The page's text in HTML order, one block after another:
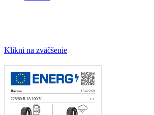
Klikni na zväčšenie